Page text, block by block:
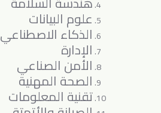
علوم البيانات
الذكاء الاصطناعي
الإدارة
الأمن الصناعي
الصحة المهنية
تقنية المعلومات